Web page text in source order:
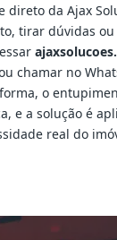
da Ajax
tirar dúvidas ou
chamar no
o
e a solução é
real do